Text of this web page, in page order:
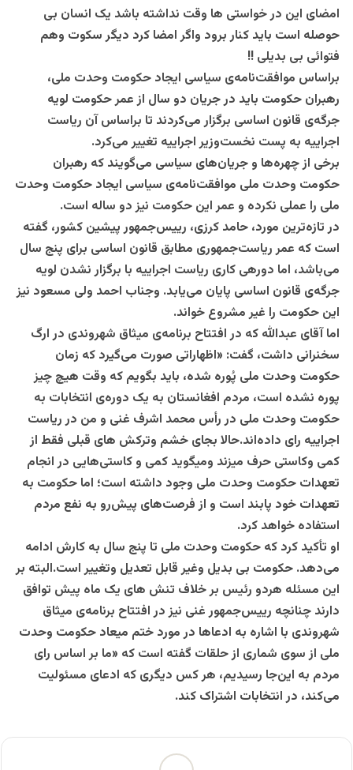
امضای این در خواستی ها وقت نداشته باشد یک انسان بی
حوصله است باید کنار برود واگر امضا کرد دیگر سکوت وهم
فتوائی بی بدیلی !!
براساس موافقت‌نامه‌ی سیاسی ایجاد حکومت وحدت ملی،
رهبران حکومت باید در جریان دو سال از عمر حکومت لویه
جرگه‌ی قانون اساسی برگزار می‌کردند تا براساس آن ریاست
اجراییه به پست نخست‌وزیر اجراییه تغییر می‌کرد.
برخی از چهره‌ها و جریان‌های سیاسی می‌گویند که رهبران
حکومت وحدت ملی موافقت‌نامه‌ی سیاسی ایجاد حکومت وحدت
ملی را عملی نکرده و عمر این حکومت نیز دو ساله است.
در تازه‌ترین مورد، حامد کرزی، رییس‌جمهور پیشین کشور، گفته
است که عمر ریاست‌جمهوری مطابق قانون اساسی برای پنج سال
می‌باشد، اما دوره‎ی کاری ریاست اجراییه با برگزار نشدن لویه
جرگه‌ی قانون اساسی پایان می‌یابد. وجناب احمد ولی مسعود نیز
این حکومت را غیر مشروع خواند.
اما آقای عبدالله که در افتتاح برنامه‌ی میثاق شهروندی در ارگ
سخنرانی داشت، گفت: «اظهاراتى صورت مى‌گيرد که زمان
حکومت وحدت ملى پُوره شده، بايد بگويم که وقت هيچ چيز
پوره نشده است، مردم افغانستان به يک دوره‌ی انتخابات به
حکومت وحدت ملى در رأس محمد اشرف غنى و من در رياست
اجرایيه راى داده‌اند.حالا بجای خشم وترکش های قبلی فقط از
کمی وکاستی حرف میزند ومیگوید کمی و کاستی‌هایی در انجام
تعهدات حکومت وحدت ملی وجود داشته است؛ اما حکومت به
تعهدات خود پابند است و از فرصت‌های پیش‌رو به نفع مردم
استفاده خواهد کرد.
او تأکید کرد که حکومت وحدت ملی تا پنج سال به کارش ادامه
می‌دهد. حکومت بی بدیل وغیر قابل تعدیل وتغییر است.البته بر
این مسئله هردو رئیس بر خلاف تنش های یک ماه پیش توافق
دارند چنانچه رییس‌جمهور غنی نیز در افتتاح برنامه‌ی میثاق
شهروندی با اشاره به ادعاها در مورد ختم میعاد حکومت وحدت
ملی از سوی شماری از حلقات گفته است که «ما بر اساس رای
مردم به این‌جا رسیدیم، هر کس دیگری که ادعای مسئولیت
می‌کند، در انتخابات اشتراک کند.